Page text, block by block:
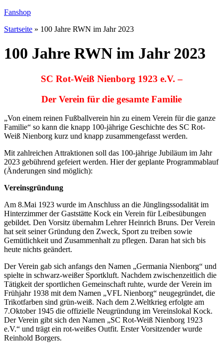
Fanshop
Startseite » 100 Jahre RWN im Jahr 2023
100 Jahre RWN im Jahr 2023
SC Rot-Weiß Nienborg 1923 e.V. –
Der Verein für die gesamte Familie
„Von einem reinen Fußballverein hin zu einem Verein für die ganze
Familie“ so kann die knapp 100-jährige Geschichte des SC Rot-
Weiß Nienborg kurz und knapp zusammengefasst werden.
Mit zahlreichen Attraktionen soll das 100-jährige Jubiläum im Jahr
2023 gebührend gefeiert werden. Hier der geplante Programmablauf
(Änderungen sind möglich):
Vereinsgründung
Am 8.Mai 1923 wurde im Anschluss an die Jünglingssodalität im
Hinterzimmer der Gaststätte Kock ein Verein für Leibesübungen
gebildet. Den Vorsitz übernahm Lehrer Heinrich Bruns. Der Verein
hat seit seiner Gründung den Zweck, Sport zu treiben sowie
Gemütlichkeit und Zusammenhalt zu pflegen. Daran hat sich bis
heute nichts geändert.
Der Verein gab sich anfangs den Namen „Germania Nienborg“ und
spielte in schwarz-weißer Sportkluft. Nachdem zwischenzeitlich die
Tätigkeit der sportlichen Gemeinschaft ruhte, wurde der Verein im
Frühjahr 1938 mit dem Namen „VFL Nienborg“ neugegründet, die
Trikotfarben sind grün-weiß. Nach dem 2.Weltkrieg erfolgte am
7.Oktober 1945 die offizielle Neugründung im Vereinslokal Kock.
Der Verein gibt sich den Namen „SC Rot-Weiß Nienborg 1923
e.V.“ und trägt ein rot-weißes Outfit. Erster Vorsitzender wurde
Reinhold Borgers.